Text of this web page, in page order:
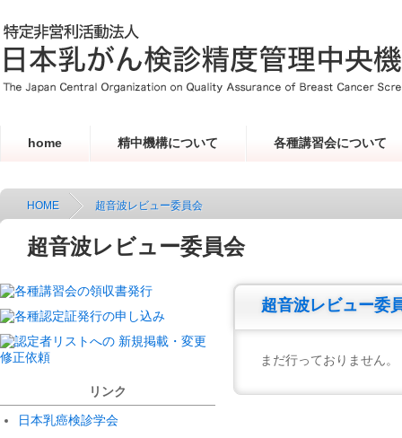
home 精中機構について 各種講習会について
HOME 超音波レビュー委員会
超音波レビュー委員会
超音波レビュー委
まだ行っておりません。
リンク
日本乳癌検診学会